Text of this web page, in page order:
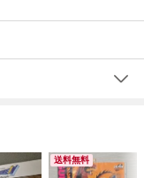
送料無料